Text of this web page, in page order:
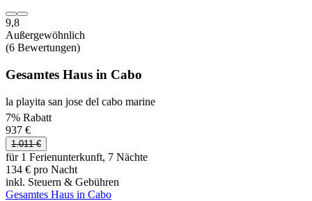
9,8
Außergewöhnlich
(6 Bewertungen)
Gesamtes Haus in Cabo
la playita san jose del cabo marine
7% Rabatt
937 €
1.011 €
für 1 Ferienunterkunft, 7 Nächte
134 € pro Nacht
inkl. Steuern & Gebühren
Gesamtes Haus in Cabo